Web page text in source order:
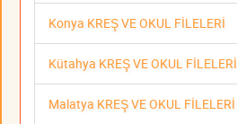
Konya KREŞ VE OKUL FİLELERİ
Kütahya KREŞ VE OKUL FİLELERİ
Malatya KREŞ VE OKUL FİLELERİ